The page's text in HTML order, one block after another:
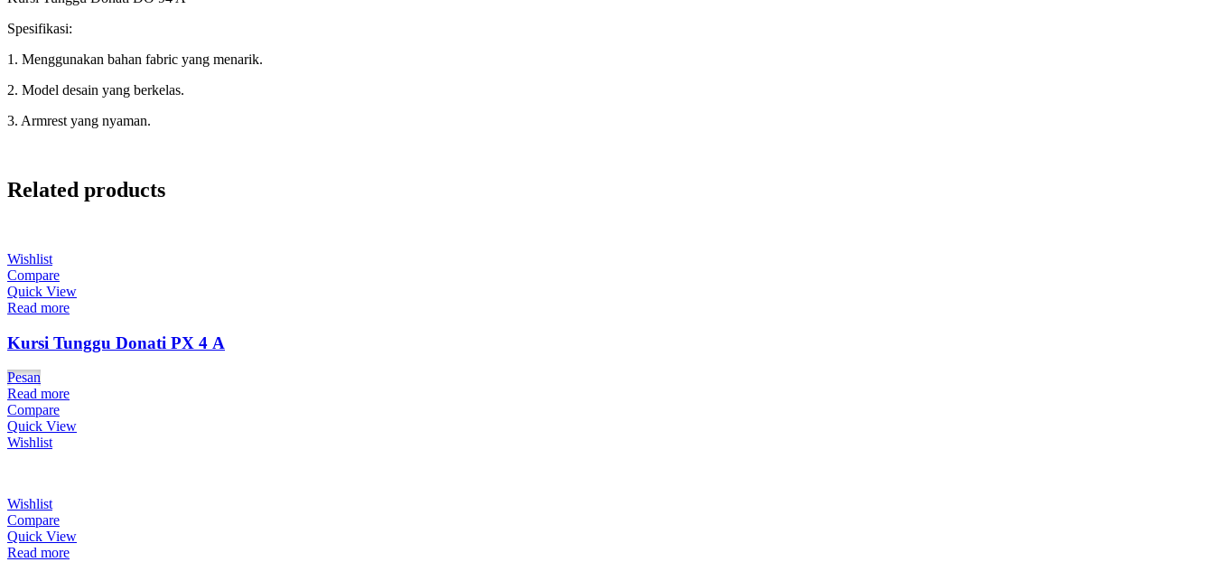
Spesifikasi:
1. Menggunakan bahan fabric yang menarik.
2. Model desain yang berkelas.
3. Armrest yang nyaman.
Related products
Wishlist
Compare
Quick View
Read more
Kursi Tunggu Donati PX 4 A
Pesan
Read more
Compare
Quick View
Wishlist
Wishlist
Compare
Quick View
Read more